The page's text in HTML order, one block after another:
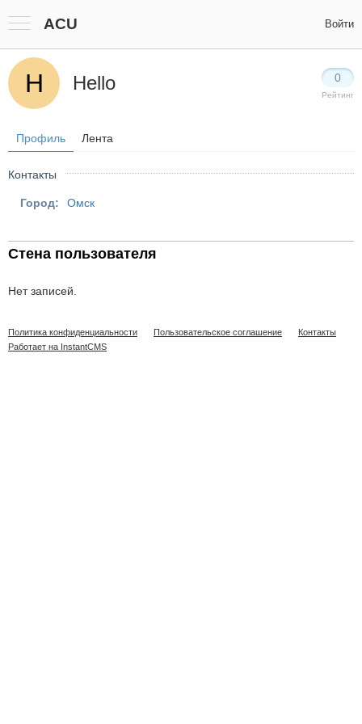
ACU Войти
H Hello 0
Рейтинг
Профиль Лента
Контакты
Город: Омск
Стена пользователя
Нет записей.
Политика конфиденциальности Пользовательское соглашение
Контакты
Работает на InstantCMS